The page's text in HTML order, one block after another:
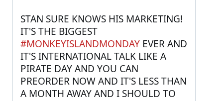
STAN SURE KNOWS HIS MARKETING!
#MONKEYISLANDMONDAY EVER AND
IT'S INTERNATIONAL TALK LIKE A
PIRATE DAY AND YOU CAN
PREORDER NOW AND IT'S LESS THAN
A MONTH AWAY AND I SHOULD TO